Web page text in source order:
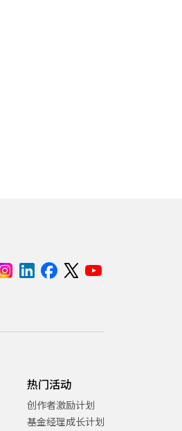
热门活动
创作者激励计划
基金经理成长计划